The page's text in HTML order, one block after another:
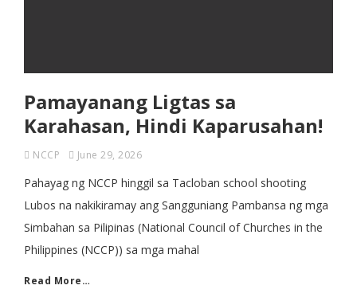
Pamayanang Ligtas sa
Karahasan, Hindi Kaparusahan!
NCCP June 29, 2026
Pahayag ng NCCP hinggil sa Tacloban school shooting
Lubos na nakikiramay ang Sangguniang Pambansa ng mga
Simbahan sa Pilipinas (National Council of Churches in the
Philippines (NCCP)) sa mga mahal
Read More…